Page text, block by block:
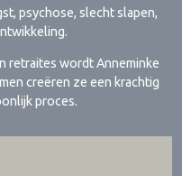
psychose, slecht slapen,
retraites wordt Anneminke
creëren ze een krachtig
proces.